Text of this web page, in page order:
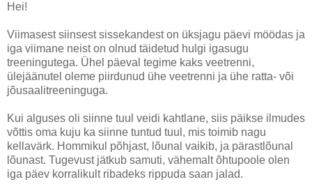
Hei!
Viimasest siinsest sissekandest on üksjagu päevi möödas ja
iga viimane neist on olnud täidetud hulgi igasugu
treeningutega. Ühel päeval tegime kaks veetrenni,
ülejäänutel oleme piirdunud ühe veetrenni ja ühe ratta- või
jõusaalitreeninguga.
Kui alguses oli siinne tuul veidi kahtlane, siis päikse ilmudes
võttis oma kuju ka siinne tuntud tuul, mis toimib nagu
kellavärk. Hommikul põhjast, lõunal vaikib, ja pärastlõunal
lõunast. Tugevust jätkub samuti, vähemalt õhtupoole olen
iga päev korralikult ribadeks rippuda saan jalad.